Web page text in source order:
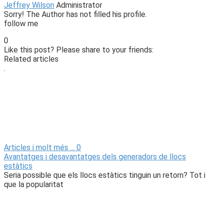
Jeffrey Wilson Administrator
Sorry! The Author has not filled his profile.
follow me
0
Like this post? Please share to your friends:
Related articles
.
Articles i molt més ... 0
Avantatges i desavantatges dels generadors de llocs
estàtics
Seria possible que els llocs estàtics tinguin un retorn? Tot i
que la popularitat